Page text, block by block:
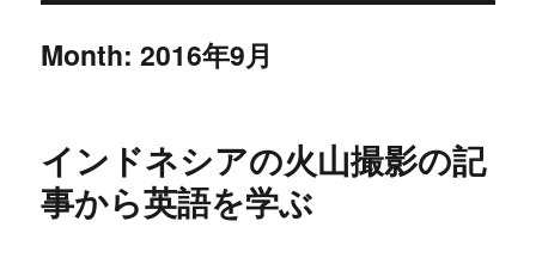
Month:2016年9月
インドネシアの火山撮影の記
事から英語を学ぶ